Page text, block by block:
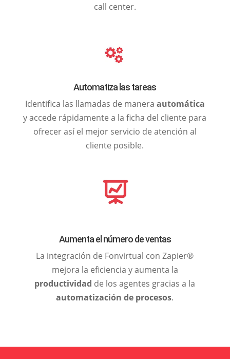
call center.
Automatiza las tareas
Identifica las llamadas de manera automática
y accede rápidamente a la ficha del cliente para
ofrecer así el mejor servicio de atención al
cliente posible.
Aumenta el número de ventas
La integración de Fonvirtual con Zapier®
mejora la eficiencia y aumenta la
productividad de los agentes gracias a la
automatización de procesos.